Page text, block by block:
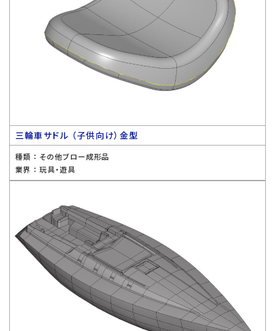
三輪車サドル （子供向け）金型
種類 ： その他ブロー成形品
業界 ： 玩具・遊具